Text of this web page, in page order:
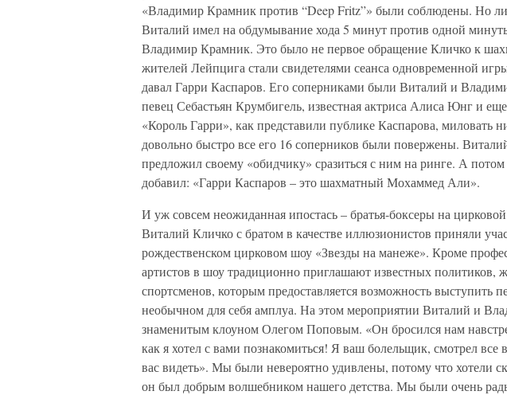
«Владимир Крамник против “Deep Fritz”» были соблюдены. Но
Виталий имел на обдумывание хода 5 минут против одной
Владимир Крамник. Это было не первое обращение Кличко к
жителей Лейпцига стали свидетелями сеанса одновременной
давал Гарри Каспаров. Его соперниками были Виталий и
певец Себастьян Крумбигель, известная актриса Алиса Юнг и
«Король Гарри», как представили публике Каспарова, миловать
довольно быстро все его 16 соперников были повержены.
предложил своему «обидчику» сразиться с ним на ринге. А
добавил: «Гарри Каспаров – это шахматный Мохаммед Али».
И уж совсем неожиданная ипостась – братья-боксеры на
Виталий Кличко с братом в качестве иллюзионистов приняли
рождественском цирковом шоу «Звезды на манеже». Кроме
артистов в шоу традиционно приглашают известных политиков,
спортсменов, которым предоставляется возможность выступить
необычном для себя амплуа. На этом мероприятии Виталий и
знаменитым клоуном Олегом Поповым. «Он бросился нам
как я хотел с вами познакомиться! Я ваш болельщик, смотрел
вас видеть». Мы были невероятно удивлены, потому что хотели
он был добрым волшебником нашего детства. Мы были очень